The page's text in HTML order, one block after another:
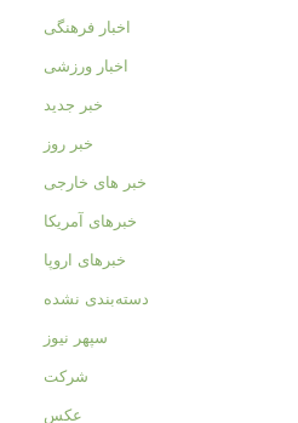
اخبار فرهنگی
اخبار ورزشی
خبر جدید
خبر روز
خبر های خارجی
خبرهای آمریکا
خبرهای اروپا
دسته‌بندی نشده
سپهر نیوز
شرکت
عکس